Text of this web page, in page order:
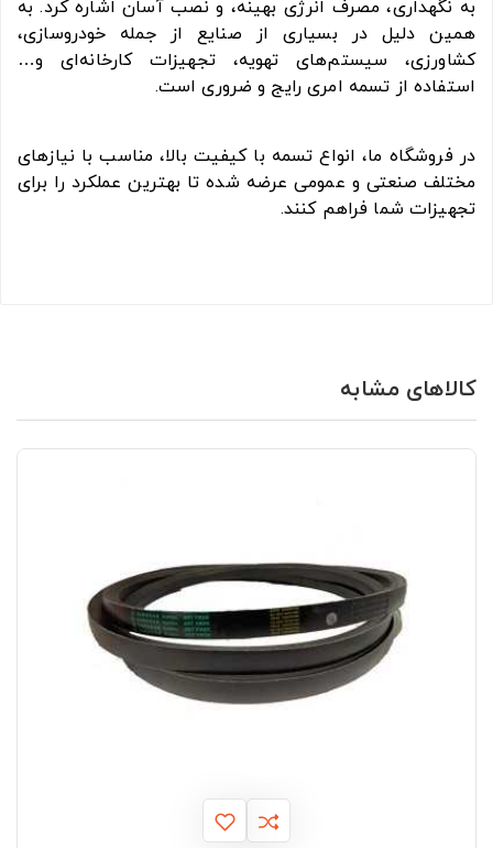
به نگهداری، مصرف انرژی بهینه، و نصب آسان اشاره کرد. به
همین دلیل در بسیاری از صنایع از جمله خودروسازی،
کشاورزی، سیستم‌های تهویه، تجهیزات کارخانه‌ای و…
استفاده از تسمه امری رایج و ضروری است.
در فروشگاه ما، انواع تسمه با کیفیت بالا، مناسب با نیازهای
مختلف صنعتی و عمومی عرضه شده تا بهترین عملکرد را برای
تجهیزات شما فراهم کنند.
کالاهای مشابه